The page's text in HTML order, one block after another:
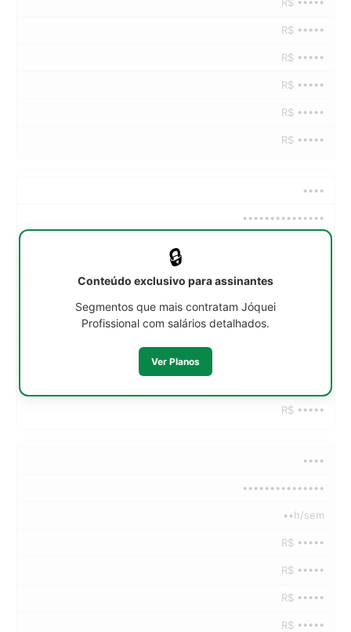
R$ •••••
R$ •••••
R$ •••••
R$ •••••
R$ •••••
••••
•••••••••••••••
R$ •••••
••••
•••••••••••••••
••h/sem
R$ •••••
R$ •••••
R$ •••••
R$ •••••
🔒
Conteúdo exclusivo para assinantes
Segmentos que mais contratam Jóquei
Profissional com salários detalhados.
Ver Planos